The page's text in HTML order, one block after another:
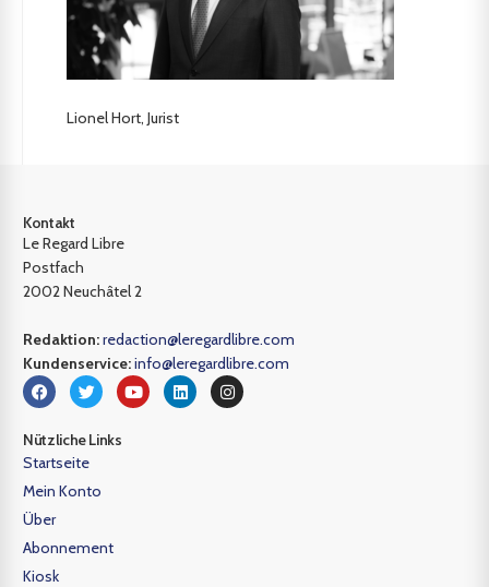
Lionel Hort, Jurist
Kontakt
Le Regard Libre
Postfach
2002 Neuchâtel 2
Redaktion:redaction@leregardlibre.com
Kundenservice:info@leregardlibre.com
Nützliche Links
Startseite
Mein Konto
Über
Abonnement
Kiosk